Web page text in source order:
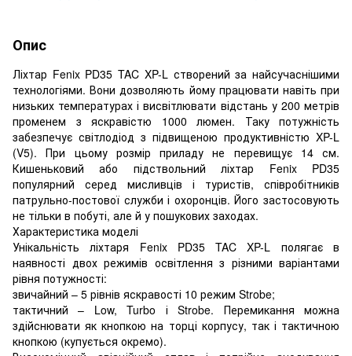
Опис
Ліхтар Fenix PD35 TAC XP-L створений за найсучаснішими
технологіями. Вони дозволяють йому працювати навіть при
низьких температурах і висвітлювати відстань у 200 метрів
променем з яскравістю 1000 люмен. Таку потужність
забезпечує світлодіод з підвищеною продуктивністю XP-L
(V5). При цьому розмір приладу не перевищує 14 см.
Кишеньковий або підствольний ліхтар Fenix PD35
популярний серед мисливців і туристів, співробітників
патрульно-постової служби і охоронців. Його застосовують
не тільки в побуті, але й у пошукових заходах.
Характеристика моделі
Унікальність ліхтаря Fenix PD35 TAC XP-L полягає в
наявності двох режимів освітлення з різними варіантами
рівня потужності:
звичайний – 5 рівнів яскравості 10 режим Strobe;
тактичний – Low, Turbo і Strobe. Перемикання можна
здійснювати як кнопкою на торці корпусу, так і тактичною
кнопкою (купується окремо).